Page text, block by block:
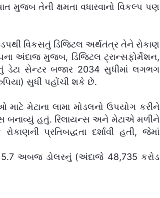
તેની ક્ષમતા વધારવાનો વિકલ્પ પણ
વિકસતું ડિજિટલ અર્થતંત્ર તેને રોકાણ
અંદાજ મુજબ, ડિજિટલ ટ્રાન્સફોર્મેશન,
સેન્ટર બજાર 2034 સુધીમાં લગભગ
સુધી પહોંચી શકે છે.
મેટાના લામા મોડલનો ઉપયોગ કરીને
બનાવ્યું હતું. રિલાયન્સ અને મેટાએ મળીને
પ્રતિબદ્ધતા દર્શાવી હતી, જેમાં
5.7 અબજ ડોલરનું (અંદાજે 48,735 કરોડ